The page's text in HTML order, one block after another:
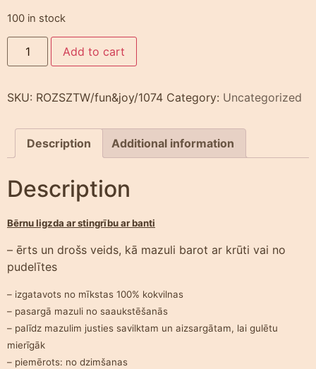
100 in stock
Add to cart
SKU: ROZSZTW/fun&joy/1074 Category: Uncategorized
Description Additional information
Description
Bērnu ligzda ar stingrību ar banti
– ērts un drošs veids, kā mazuli barot ar krūti vai no
pudelītes
– izgatavots no mīkstas 100% kokvilnas
– pasargā mazuli no saaukstēšanās
– palīdz mazulim justies savilktam un aizsargātam, lai gulētu
mierīgāk
– piemērots: no dzimšanas